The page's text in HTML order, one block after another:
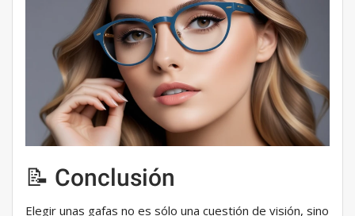
📝 Conclusión
Elegir unas gafas no es sólo una cuestión de visión, sino